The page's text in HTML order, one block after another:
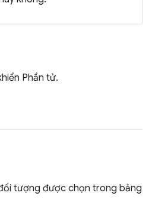
Phần tử.
tượng được chọn trong bảng